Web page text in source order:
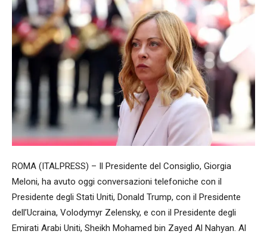
ROMA (ITALPRESS) – Il Presidente del Consiglio, Giorgia
Meloni, ha avuto oggi conversazioni telefoniche con il
Presidente degli Stati Uniti, Donald Trump, con il Presidente
dell’Ucraina, Volodymyr Zelensky, e con il Presidente degli
Emirati Arabi Uniti, Sheikh Mohamed bin Zayed Al Nahyan. Al